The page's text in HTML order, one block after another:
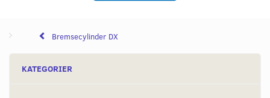
Bremsecylinder DX
KATEGORIER